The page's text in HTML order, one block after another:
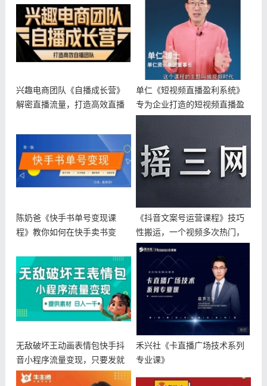
兴趣电商团队《自播成长营》
解密直播流量，打造高效直播
单仁《短视频直播盈利系统》
专为企业打造的短视频直播盈
利课
陈奶爸《快手书单号变现课
程》教你如何在快手卖书变
《抖音文案号运营课程》技巧
性搬运，一个视频多次热门，
逐步变现
无敌破坏王动画表情包快手抖
音小程序流量变现，只要发就
能上热门
禾兴社《卡直播广场技术系列
专业课》